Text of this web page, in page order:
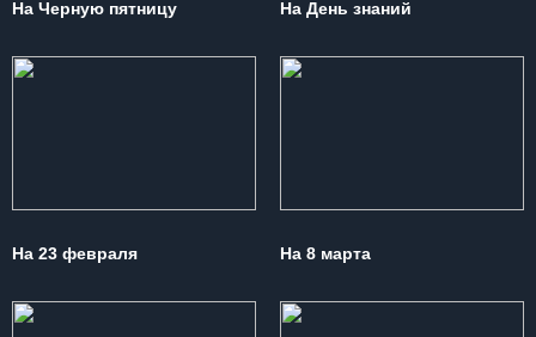
На Черную пятницу На День знаний
На 23 февраля На 8 марта